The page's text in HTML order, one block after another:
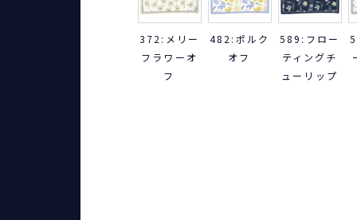
372:メリー
フラワーオ
フ
482:ポルク
オフ
589:フロー
ティングチ
ューリップ